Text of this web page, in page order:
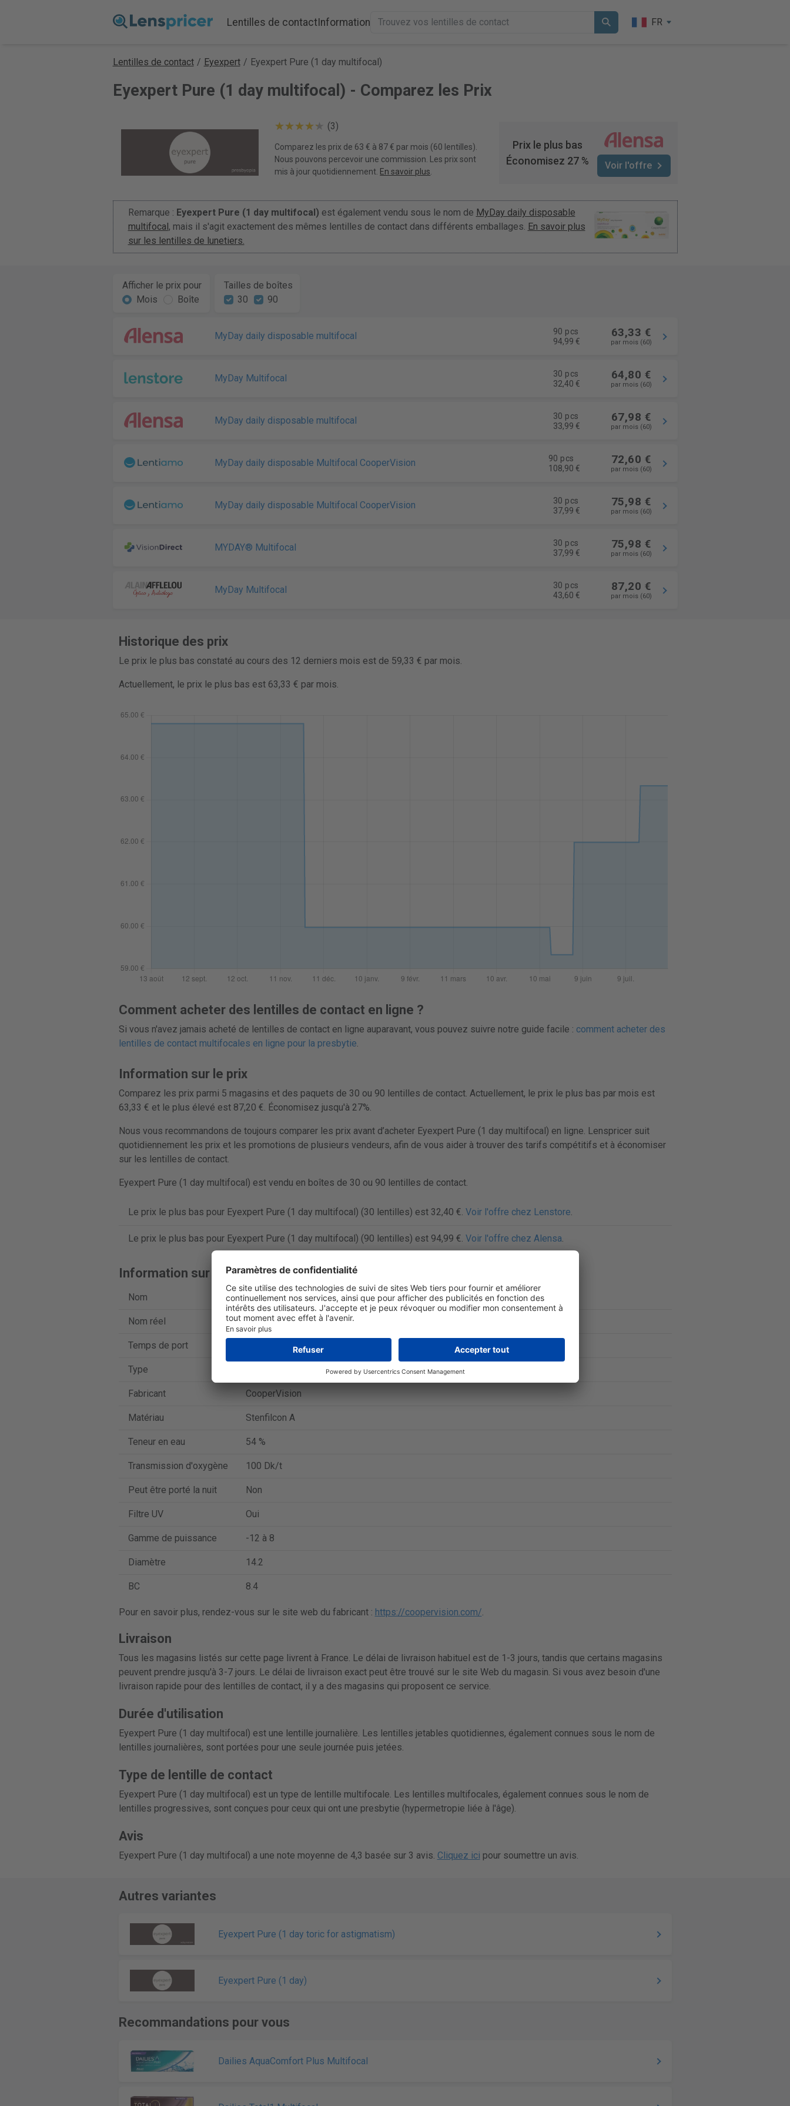
Lentilles de contactInformation FR
Lentilles de contact / Eyexpert / Eyexpert Pure (1 day multifocal)
Eyexpert Pure (1 day multifocal) - Comparez les Prix
(3)
Comparez les prix de 63 € à 87 € par mois (60 lentilles).
Nous pouvons percevoir une commission. Les prix sont
mis à jour quotidiennement. En savoir plus
Prix le plus bas
Économisez 27 %
Voir l'offre
Remarque : Eyexpert Pure (1 day multifocal) est également vendu sous le nom de MyDay daily disposable
multifocal, mais il s'agit exactement des mêmes lentilles de contact dans différents emballages. En savoir plus
sur les lentilles de lunetiers.
Afficher le prix pour
Mois
Boîte
Tailles de boîtes
30
90
MyDay daily disposable multifocal
90 pcs
94,99 €
63,33 €
par mois (60)
MyDay Multifocal
30 pcs
32,40 €
64,80 €
par mois (60)
MyDay daily disposable multifocal
30 pcs
33,99 €
67,98 €
par mois (60)
MyDay daily disposable Multifocal CooperVision
90 pcs
108,90 €
72,60 €
par mois (60)
MyDay daily disposable Multifocal CooperVision
30 pcs
37,99 €
75,98 €
par mois (60)
MYDAY® Multifocal
30 pcs
37,99 €
75,98 €
par mois (60)
MyDay Multifocal
30 pcs
43,60 €
87,20 €
par mois (60)
Historique des prix
Le prix le plus bas constaté au cours des 12 derniers mois est de 59,33 € par mois.
Actuellement, le prix le plus bas est 63,33 € par mois.
Comment acheter des lentilles de contact en ligne ?
Si vous n'avez jamais acheté de lentilles de contact en ligne auparavant, vous pouvez suivre notre guide facile : comment acheter des
lentilles de contact multifocales en ligne pour la presbytie.
Information sur le prix
Comparez les prix parmi 5 magasins et des paquets de 30 ou 90 lentilles de contact. Actuellement, le prix le plus bas par mois est
63,33 € et le plus élevé est 87,20 €. Économisez jusqu'à 27%.
Nous vous recommandons de toujours comparer les prix avant d’acheter Eyexpert Pure (1 day multifocal) en ligne. Lenspricer suit
quotidiennement les prix et les promotions de plusieurs vendeurs, afin de vous aider à trouver des tarifs compétitifs et à économiser
sur les lentilles de contact.
Eyexpert Pure (1 day multifocal) est vendu en boîtes de 30 ou 90 lentilles de contact.
Le prix le plus bas pour Eyexpert Pure (1 day multifocal) (30 lentilles) est 32,40 €. Voir l'offre chez Lenstore.
Le prix le plus bas pour Eyexpert Pure (1 day multifocal) (90 lentilles) est 94,99 €. Voir l'offre chez Alensa.
Information sur le produit
Nom Eyexpert Pure (1 day multifocal)
Nom réel MyDay daily disposable multifocal
Temps de port Lentille journalière
Type
Fabricant CooperVision
Matériau Stenfilcon A
Teneur en eau 54 %
Transmission d'oxygène 100 Dk/t
Peut être porté la nuit Non
Filtre UV Oui
Gamme de puissance -12 à 8
Diamètre 14.2
BC 8.4
Pour en savoir plus, rendez-vous sur le site web du fabricant : https://coopervision.com/.
Livraison
Tous les magasins listés sur cette page livrent à France. Le délai de livraison habituel est de 1-3 jours, tandis que certains magasins
peuvent prendre jusqu'à 3-7 jours. Le délai de livraison exact peut être trouvé sur le site Web du magasin. Si vous avez besoin d'une
livraison rapide pour des lentilles de contact, il y a des magasins qui proposent ce service.
Durée d'utilisation
Eyexpert Pure (1 day multifocal) est une lentille journalière. Les lentilles jetables quotidiennes, également connues sous le nom de
lentilles journalières, sont portées pour une seule journée puis jetées.
Type de lentille de contact
Eyexpert Pure (1 day multifocal) est un type de lentille multifocale. Les lentilles multifocales, également connues sous le nom de
lentilles progressives, sont conçues pour ceux qui ont une presbytie (hypermetropie liée à l'âge).
Avis
Eyexpert Pure (1 day multifocal) a une note moyenne de 4,3 basée sur 3 avis. Cliquez ici pour soumettre un avis.
Autres variantes
Eyexpert Pure (1 day toric for astigmatism)
Eyexpert Pure (1 day)
Recommandations pour vous
Dailies AquaComfort Plus Multifocal